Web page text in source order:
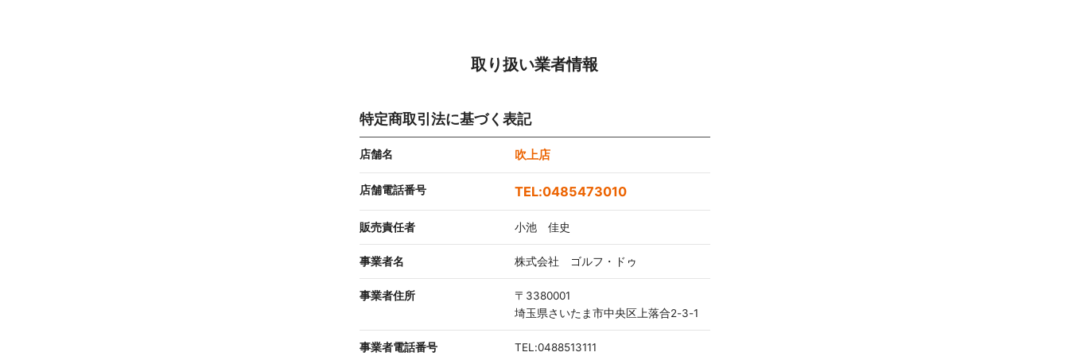
取り扱い業者情報
特定商取引法に基づく表記
店舗名 吹上店
店舗電話番号 0485473010
販売責任者 小池 佳史
事業者名 株式会社 ゴルフ・ドゥ
事業者住所
〒3380001
埼玉県さいたま市中央区上落合2-3-1
事業者電話番号 TEL:0488513111